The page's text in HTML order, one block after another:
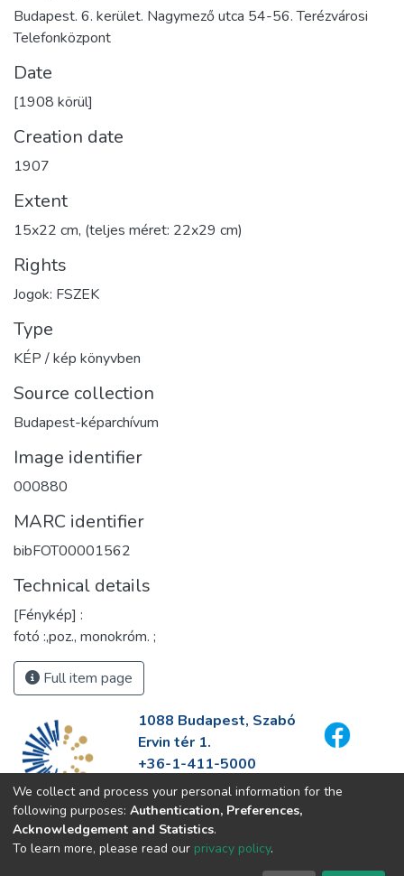
Budapest. 6. kerület. Nagymező utca 54-56. Terézvárosi
Telefonközpont
Date
[1908 körül]
Creation date
1907
Extent
15x22 cm, (teljes méret: 22x29 cm)
Rights
Jogok: FSZEK
Type
KÉP / kép könyvben
Source collection
Budapest-képarchívum
Image identifier
000880
MARC identifier
bibFOT00001562
Technical details
[Fénykép] :
fotó :,poz., monokróm. ;
Full item page
1088 Budapest, Szabó
Ervin tér 1.
+36-1-411-5000
info@fszek.hu
https://fszek.hu
We collect and process your personal information for the
following purposes: Authentication, Preferences,
Acknowledgement and Statistics.
To learn more, please read our privacy policy.